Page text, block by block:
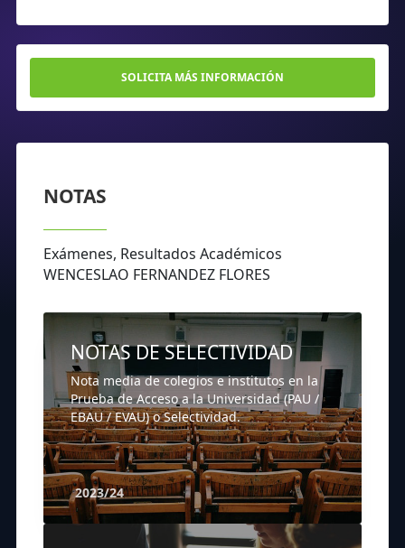
SOLICITA MÁS INFORMACIÓN
NOTAS
Exámenes, Resultados Académicos
WENCESLAO FERNANDEZ FLORES
NOTAS DE SELECTIVIDAD
Nota media de colegios e institutos en la
Prueba de Acceso a la Universidad (PAU /
EBAU / EVAU) o Selectividad.
2023/24